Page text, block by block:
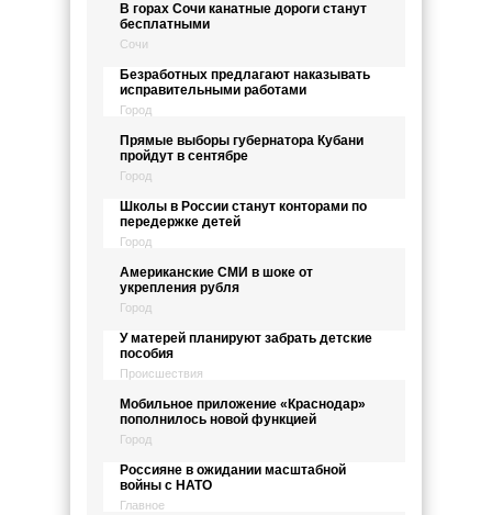
В горах Сочи канатные дороги станут
бесплатными
Сочи
Безработных предлагают наказывать
исправительными работами
Город
Прямые выборы губернатора Кубани
пройдут в сентябре
Город
Школы в России станут конторами по
передержке детей
Город
Американские СМИ в шоке от
укрепления рубля
Город
У матерей планируют забрать детские
пособия
Происшествия
Мобильное приложение «Краснодар»
пополнилось новой функцией
Город
Россияне в ожидании масштабной
войны с НАТО
Главное